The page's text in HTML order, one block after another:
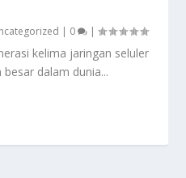
| 0 |
kelima jaringan seluler
dalam dunia...